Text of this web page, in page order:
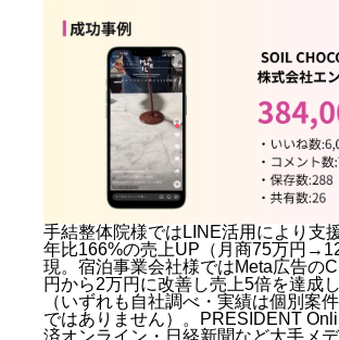
手結整体院様ではLINE活用により支
年比166%の売上UP（月商75万円
現。宿泊事業会社様ではMeta広告の
円から2万円に改善し売上5倍を達成
（いずれも自社調べ・実績は個別案
ではありません）。PRESIDENT
済オンライン・日経新聞など大手メ